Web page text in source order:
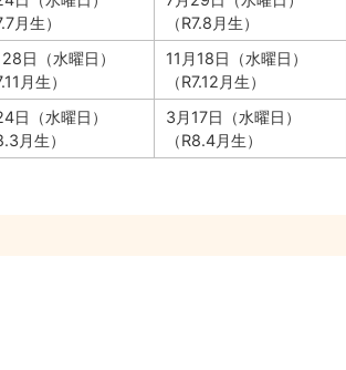
月生）
（R7.8月生）
日（水曜日）
月生）
11月18日（水曜日）
（R7.12月生）
日（水曜日）
月生）
3月17日（水曜日）
（R8.4月生）